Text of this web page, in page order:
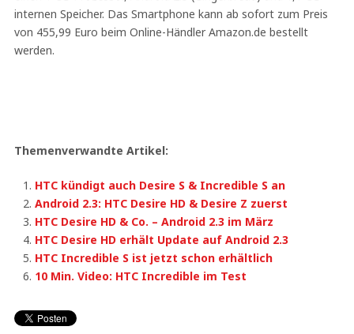
internen Speicher. Das Smartphone kann ab sofort zum Preis
von 455,99 Euro beim Online-Händler Amazon.de bestellt
werden.
Themenverwandte Artikel:
HTC kündigt auch Desire S & Incredible S an
Android 2.3: HTC Desire HD & Desire Z zuerst
HTC Desire HD & Co. – Android 2.3 im März
HTC Desire HD erhält Update auf Android 2.3
HTC Incredible S ist jetzt schon erhältlich
10 Min. Video: HTC Incredible im Test